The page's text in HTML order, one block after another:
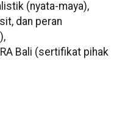
(nyata-maya),
dan peran
Bali (sertifikat pihak